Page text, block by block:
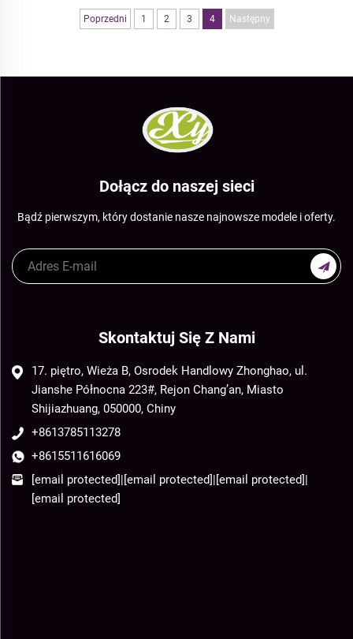
Poprzedni 1 2 3 4 Następny
Dołącz do naszej sieci
Bądź pierwszym, który dostanie nasze najnowsze modele i oferty.
Skontaktuj Się Z Nami
17. piętro, Wieża B, Osrodek Handlowy Zhonghao, ul.
Jianshe Północna 223#, Rejon Chang’an, Miasto
Shijiazhuang, 050000, Chiny
+8613785113278
+8615511616069
[email protected]|[email protected]|[email protected]|
[email protected]